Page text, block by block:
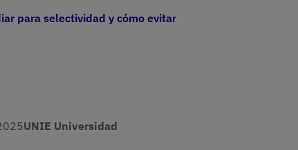
para selectividad y cómo evitarlos
UNIE Universidad